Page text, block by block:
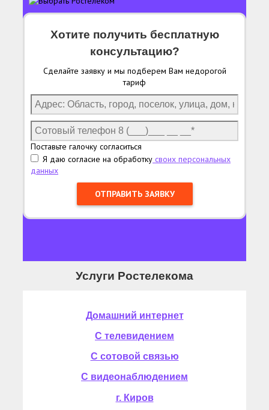
Хотите получить бесплатную
консультацию?
Сделайте заявку и мы подберем Вам недорогой
тариф
Поставьте галочку согласиться
Я даю согласие на обработку своих персональных
данных
Услуги Ростелекома
Домашний интернет
С телевидением
С сотовой связью
С видеонаблюдением
г. Киров